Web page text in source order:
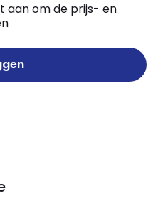
aan om de prijs- en